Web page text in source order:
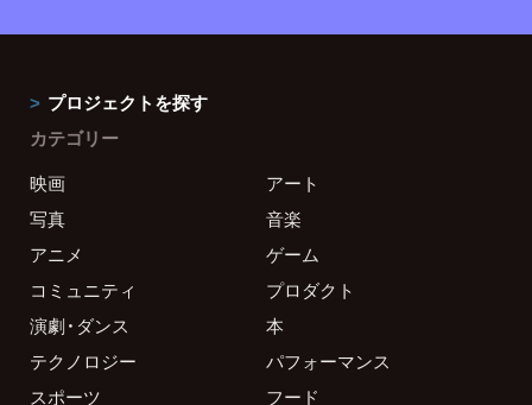
プロジェクトを探す
カテゴリー
映画
アート
写真
音楽
アニメ
ゲーム
コミュニティ
プロダクト
演劇・ダンス
本
テクノロジー
パフォーマンス
スポーツ
フード